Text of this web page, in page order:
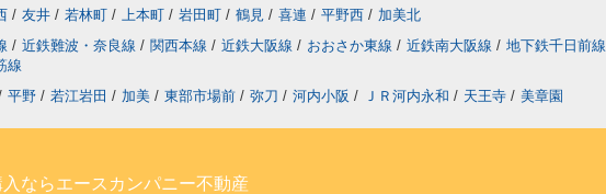
/ 友井 / 若林町 / 上本町 / 岩田町 / 鶴見 / 喜連 / 平野西 / 加美北
/ 近鉄難波・奈良線 / 関西本線 / 近鉄大阪線 / おおさか東線 / 近鉄南大阪線 / 地下鉄千日前線
線
平野 / 若江岩田 / 加美 / 東部市場前 / 弥刀 / 河内小阪 / ＪＲ河内永和 / 天王寺 / 美章園
ならエースカンパニー不動産